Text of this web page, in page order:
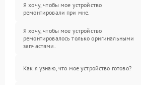
Я хочу, чтобы мое устройство
ремонтировали при мне.
Я хочу, чтобы мое устройство
ремонтировалось только оригинальными
запчастями.
Как я узнаю, что мое устройство готово?